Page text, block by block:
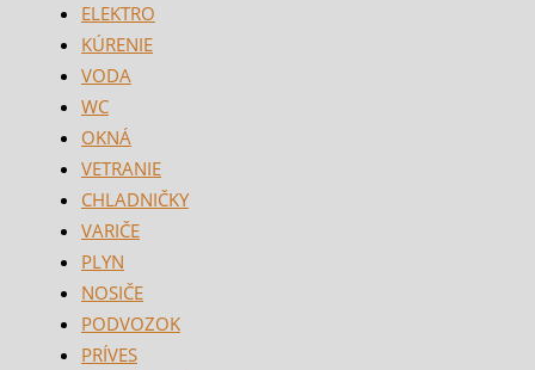
ELEKTRO
KÚRENIE
VODA
WC
OKNÁ
VETRANIE
CHLADNIČKY
VARIČE
PLYN
NOSIČE
PODVOZOK
PRÍVES